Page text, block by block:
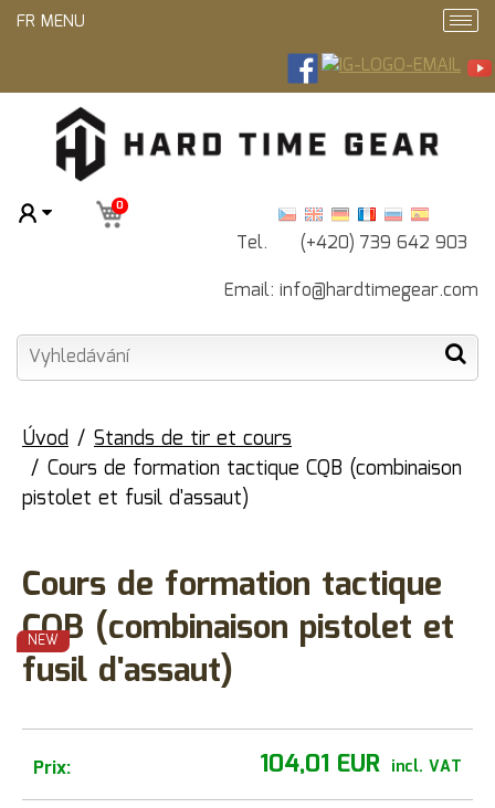
Tel. (+420) 739 642 903
Email: info@hardtimegear.com
0
FR MENU
Úvod
Stands de tir et cours
Cours de formation tactique CQB (combinaison
pistolet et fusil d'assaut)
Cours de formation tactique
CQB (combinaison pistolet et
fusil d'assaut)
NEW
Prix: 104,01 EUR incl. VAT